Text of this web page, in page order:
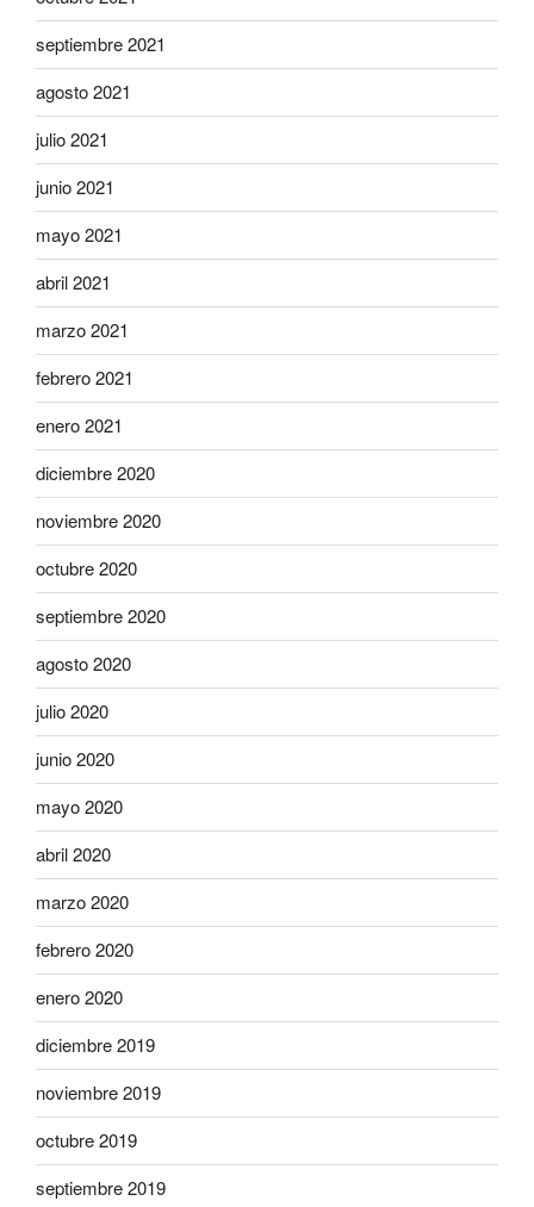
septiembre 2021
agosto 2021
julio 2021
junio 2021
mayo 2021
abril 2021
marzo 2021
febrero 2021
enero 2021
diciembre 2020
noviembre 2020
octubre 2020
septiembre 2020
agosto 2020
julio 2020
junio 2020
mayo 2020
abril 2020
marzo 2020
febrero 2020
enero 2020
diciembre 2019
noviembre 2019
octubre 2019
septiembre 2019